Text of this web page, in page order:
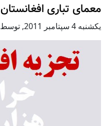
معمای تباری افغانستان
يكشنبه 4 سپتامبر 2011 , توسط